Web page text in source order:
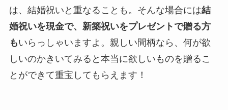
は、結婚祝いと重なることも。そんな場合には結
婚祝いを現金で、新築祝いをプレゼントで贈る方
もいらっしゃいますよ。親しい間柄なら、何が欲
しいのかきいてみると本当に欲しいものを贈るこ
とができて重宝してもらえます！